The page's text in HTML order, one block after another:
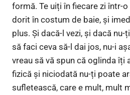
formă. Te uiți în fiecare zi într-
dorit în costum de baie, și
plus. Și dacă-l vezi, și dacă
să faci ceva să-l dai jos, nu-i
vreau să vă spun că oglinda îți
fizică și niciodată nu-ți poate
sufletească, care e mult, mult